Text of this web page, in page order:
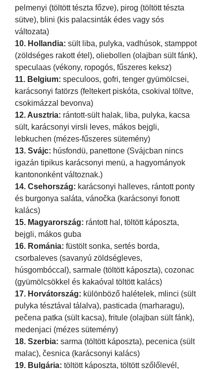
pelmenyi (töltött tészta főzve), pirog (töltött tészta
sütve), blini (kis palacsinták édes vagy sós
változata)
10. Hollandia: sült liba, pulyka, vadhúsok, stamppot
(zöldséges rakott étel), oliebollen (olajban sült fánk),
speculaas (vékony, ropogós, fűszeres keksz)
11. Belgium: speculoos, gofri, tenger gyümölcsei,
karácsonyi fatörzs (feltekert piskóta, csokival töltve,
csokimázzal bevonva)
12. Ausztria: rántott-sült halak, liba, pulyka, kacsa
sült, karácsonyi virsli leves, mákos bejgli,
lebkuchen (mézes-fűszeres sütemény)
13. Svájc: húsfondü, panettone (Svájcban nincs
igazán tipikus karácsonyi menü, a hagyományok
kantononként változnak.)
14. Csehország: karácsonyi halleves, rántott ponty
és burgonya saláta, vánočka (karácsonyi fonott
kalács)
15. Magyarország: rántott hal, töltött káposzta,
bejgli, mákos guba
16. Románia: füstölt sonka, sertés borda,
csorbaleves (savanyú zöldségleves,
húsgombóccal), sarmale (töltött káposzta), cozonac
(gyümölcsökkel és kakaóval töltött kalács)
17. Horvátország: különböző halételek, mlinci (sült
pulyka tésztával tálalva), pasticada (marharagu),
pečena patka (sült kacsa), fritule (olajban sült fánk),
medenjaci (mézes sütemény)
18. Szerbia: sarma (töltött káposzta), pecenica (sült
malac), česnica (karácsonyi kalács)
19. Bulgária: töltött káposzta, töltött szőlőlevél,